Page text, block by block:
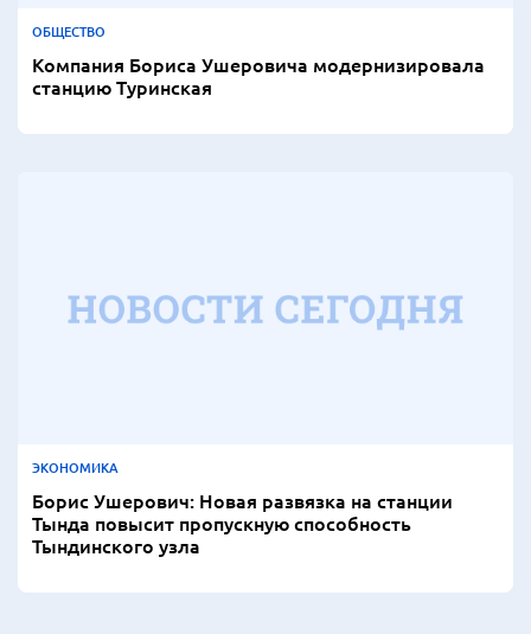
ОБЩЕСТВО
Компания Бориса Ушеровича модернизировала
станцию Туринская
ЭКОНОМИКА
Борис Ушерович: Новая развязка на станции
Тында повысит пропускную способность
Тындинского узла